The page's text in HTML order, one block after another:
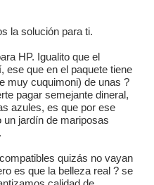
la solución para ti.
HP. Igualito que el
ese que en el paquete tiene
muy cuquimoni) de unas ?
pagar semejante dineral,
azules, es que por ese
un jardín de mariposas
quizás no vayan
es que la belleza real ? se